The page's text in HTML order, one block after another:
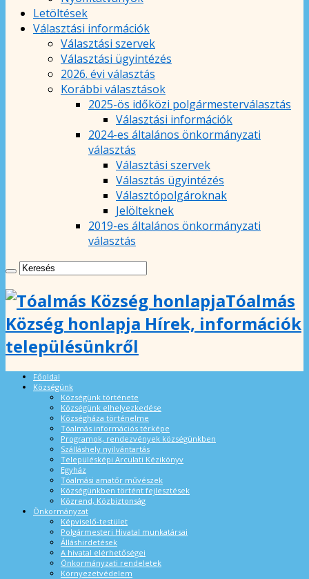
Letöltések
Választási információk
Választási szervek
Választási ügyintézés
2026. évi választás
Korábbi választások
2025-ös időközi polgármesterválasztás
Választási információk
2024-es általános önkormányzati
választás
Választási szervek
Választás ügyintézés
Választópolgároknak
Jelölteknek
2019-es általános önkormányzati
választás
Tóalmás
Község honlapja Hírek, információk
településünkről
Főoldal
Községünk
Községünk története
Községünk elhelyezkedése
Községháza történelme
Tóalmás információs térképe
Programok, rendezvények községünkben
Szálláshely nyilvántartás
Településképi Arculati Kézikönyv
Egyház
Tóalmási amatőr művészek
Községünkben történt fejlesztések
Közrend, Közbiztonság
Önkormányzat
Képviselő-testület
Polgármesteri Hivatal munkatársai
Álláshirdetések
A hivatal elérhetőségei
Önkormányzati rendeletek
Környezetvédelem